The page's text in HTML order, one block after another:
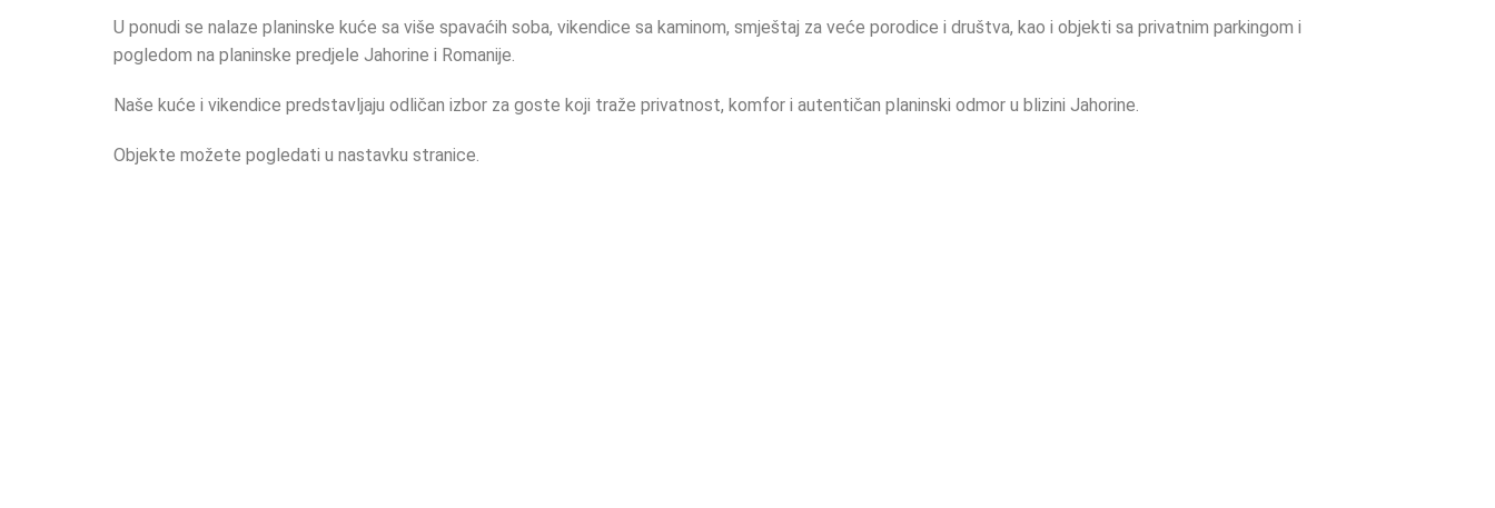
U ponudi se nalaze planinske kuće sa više spavaćih soba, vikendice sa kaminom, smještaj za veće porodice i društva, kao i objekti sa privatnim parkingom i
pogledom na planinske predjele Jahorine i Romanije.
Naše kuće i vikendice predstavljaju odličan izbor za goste koji traže privatnost, komfor i autentičan planinski odmor u blizini Jahorine.
Objekte možete pogledati u nastavku stranice.